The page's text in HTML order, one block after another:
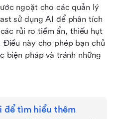
ngoặt cho các quản lý
sử dụng AI để phân tích
rủi ro tiềm ẩn, thiếu hụt
này cho phép bạn chủ
biện pháp và tránh những
để tìm hiểu thêm